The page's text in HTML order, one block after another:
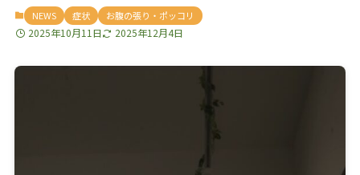
NEWS 症状 お腹の張り・ポッコリ
2025年10月11日 2025年12月4日